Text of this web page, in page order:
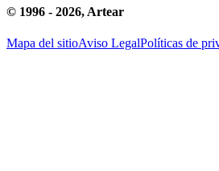
© 1996 - 2026, Artear
Mapa del sitioAviso LegalPolíticas de